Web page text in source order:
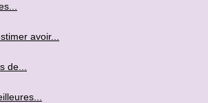
avoir...
de...